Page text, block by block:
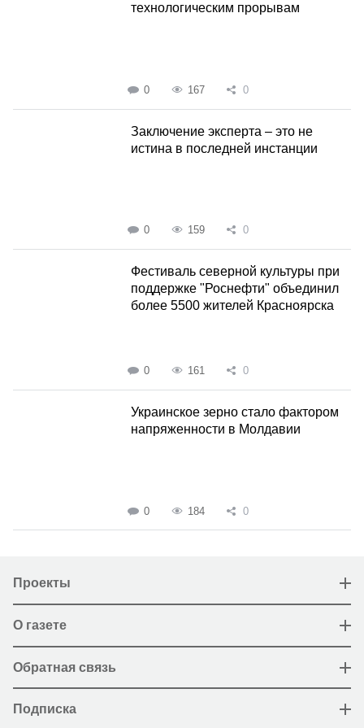
технологическим прорывам
0 167 0
Заключение эксперта – это не
истина в последней инстанции
0 159 0
Фестиваль северной культуры при
поддержке "Роснефти" объединил
более 5500 жителей Красноярска
0 161 0
Украинское зерно стало фактором
напряженности в Молдавии
0 184 0
Проекты
О газете
Обратная связь
Подписка